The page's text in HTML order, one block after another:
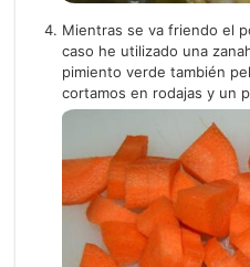
Mientras se va friendo el
caso he utilizado una
pimiento verde también
cortamos en rodajas y un